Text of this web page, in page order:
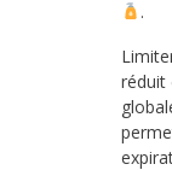
.
réduit